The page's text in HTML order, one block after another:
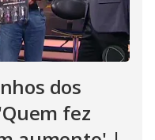
dos
fez